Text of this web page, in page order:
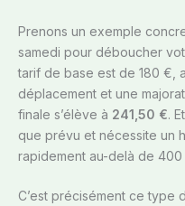
Prenons un exemple
samedi pour déboucher
tarif de base est de 180 €,
déplacement et une
finale s’élève à 241,50 €.
que prévu et nécessite un
rapidement au-delà de 400
C’est précisément ce type